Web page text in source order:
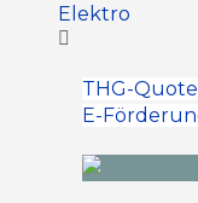
Elektro
THG-Quote
E-